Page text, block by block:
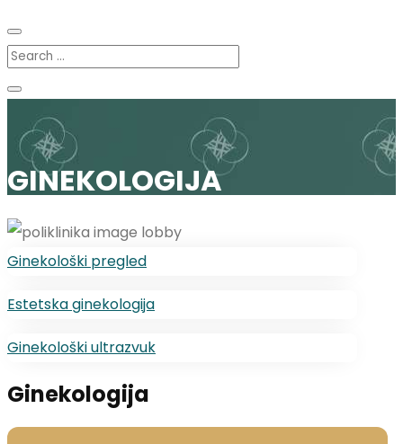
GINEKOLOGIJA
Ginekološki pregled
Estetska ginekologija
Ginekološki ultrazvuk
Ginekologija